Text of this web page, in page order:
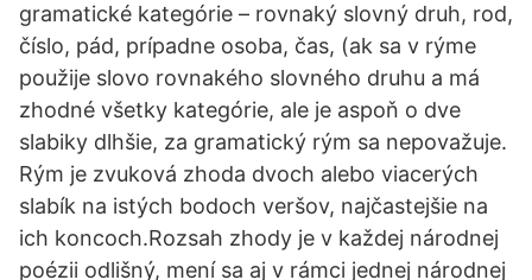
gramatické kategórie – rovnaký slovný druh, rod,
číslo, pád, prípadne osoba, čas, (ak sa v rýme
použije slovo rovnakého slovného druhu a má
zhodné všetky kategórie, ale je aspoň o dve
slabiky dlhšie, za gramatický rým sa nepovažuje.
Rým je zvuková zhoda dvoch alebo viacerých
slabík na istých bodoch veršov, najčastejšie na
ich koncoch.Rozsah zhody je v každej národnej
poézii odlišný, mení sa aj v rámci jednej národnej